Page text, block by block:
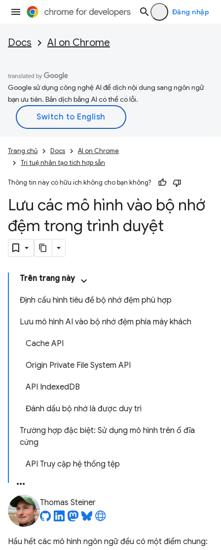
Đăng nhập
Docs AI on Chrome
Google sử dụng công nghệ AI để dịch nội dung sang ngôn ngữ
bạn ưu tiên. Bản dịch bằng AI có thể có lỗi.
Trang chủ Docs
AI on Chrome
Trí tuệ nhân tạo tích hợp sẵn
Thông tin này có hữu ích không cho bạn không?
Lưu các mô hình vào bộ nhớ
đệm trong trình duyệt
Trên trang này
Định cấu hình tiêu đề bộ nhớ đệm phù hợp
Lưu mô hình AI vào bộ nhớ đệm phía máy khách
Cache API
Origin Private File System API
API IndexedDB
Đánh dấu bộ nhớ là được duy trì
Trường hợp đặc biệt: Sử dụng mô hình trên ổ đĩa
cứng
API Truy cập hệ thống tệp
Thomas Steiner
Hầu hết các mô hình ngôn ngữ đều có một điểm chung: